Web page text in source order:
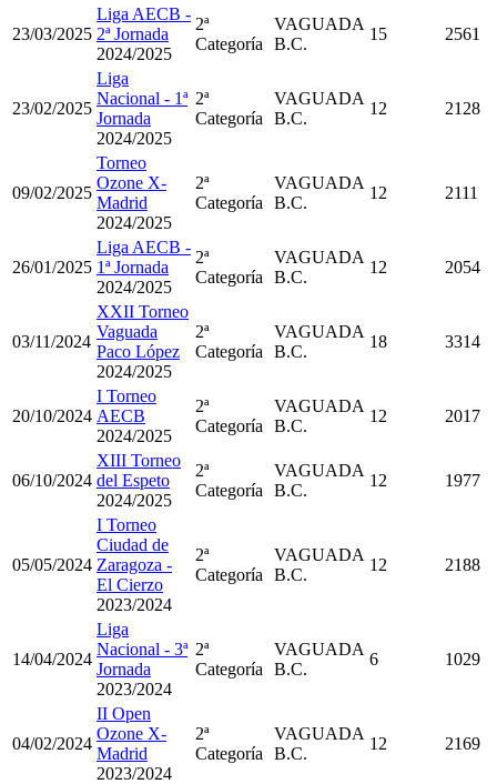
23/03/2025
Liga AECB -
2ª Jornada
2024/2025
2ª
Categoría
VAGUADA
B.C.
15 2561
23/02/2025
Liga
Nacional - 1ª
Jornada
2024/2025
2ª
Categoría
VAGUADA
B.C.
12 2128
09/02/2025
Torneo
Ozone X-
Madrid
2024/2025
2ª
Categoría
VAGUADA
B.C.
12 2111
26/01/2025
Liga AECB -
1ª Jornada
2024/2025
2ª
Categoría
VAGUADA
B.C.
12 2054
03/11/2024
XXII Torneo
Vaguada
Paco López
2024/2025
2ª
Categoría
VAGUADA
B.C.
18 3314
20/10/2024
I Torneo
AECB
2024/2025
2ª
Categoría
VAGUADA
B.C.
12 2017
06/10/2024
XIII Torneo
del Espeto
2024/2025
2ª
Categoría
VAGUADA
B.C.
12 1977
05/05/2024
I Torneo
Ciudad de
Zaragoza -
El Cierzo
2023/2024
2ª
Categoría
VAGUADA
B.C.
12 2188
14/04/2024
Liga
Nacional - 3ª
Jornada
2023/2024
2ª
Categoría
VAGUADA
B.C.
6 1029
04/02/2024
II Open
Ozone X-
Madrid
2023/2024
2ª
Categoría
VAGUADA
B.C.
12 2169